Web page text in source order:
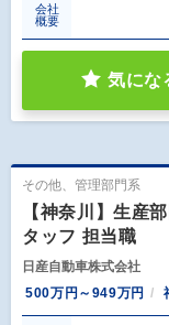
会社
概要
気にな
その他、管理部門系
【神奈川】生産
タッフ 担当職
日産自動車株式会社
500万円～949万円